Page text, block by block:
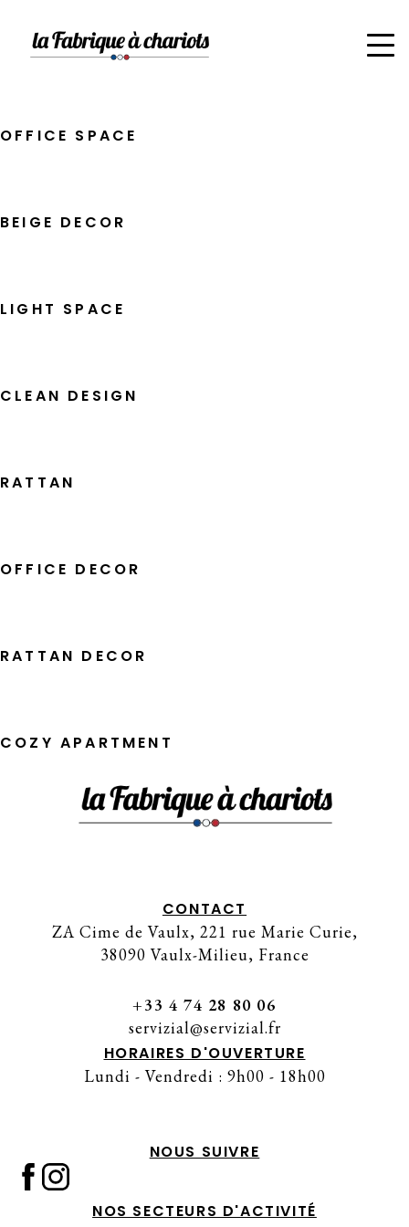
WOODEN ACCENTS
OFFICE SPACE
BEIGE DECOR
LIGHT SPACE
CLEAN DESIGN
RATTAN
OFFICE DECOR
RATTAN DECOR
COZY APARTMENT
CONTACT
ZA Cime de Vaulx, 221 rue Marie Curie,
38090 Vaulx-Milieu, France
+33 4 74 28 80 06
servizial@servizial.fr
HORAIRES D'OUVERTURE
Lundi - Vendredi : 9h00 - 18h00
NOUS SUIVRE
NOS SECTEURS D'ACTIVITÉ